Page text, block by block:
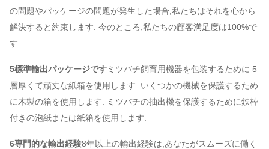
の問題やパッケージの問題が発生した場合,私たちはそれを心から
解決すると約束します. 今のところ,私たちの顧客満足度は100%で
す.
5標準輸出パッケージですミツバチ飼育用機器を包装するために 5
層厚くて頑丈な紙箱を使用します. いくつかの機械を保護するため
に木製の箱を使用します. ミツバチの抽出機を保護するために鉄枠
付きの泡紙または紙箱を使用します.
6専門的な輸出経験8年以上の輸出経験は,あなたがスムーズに働く